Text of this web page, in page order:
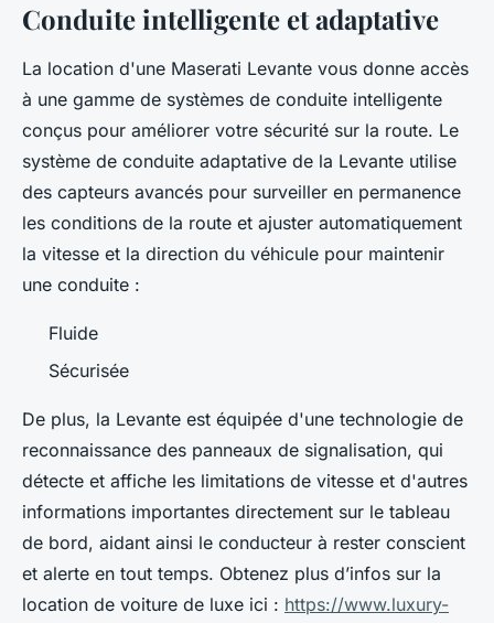
Conduite intelligente et adaptative
La location d'une Maserati Levante vous donne accès
à une gamme de systèmes de conduite intelligente
conçus pour améliorer votre sécurité sur la route. Le
système de conduite adaptative de la Levante utilise
des capteurs avancés pour surveiller en permanence
les conditions de la route et ajuster automatiquement
la vitesse et la direction du véhicule pour maintenir
une conduite :
Fluide
Sécurisée
De plus, la Levante est équipée d'une technologie de
reconnaissance des panneaux de signalisation, qui
détecte et affiche les limitations de vitesse et d'autres
informations importantes directement sur le tableau
de bord, aidant ainsi le conducteur à rester conscient
et alerte en tout temps. Obtenez plus d’infos sur la
location de voiture de luxe ici : https://www.luxury-